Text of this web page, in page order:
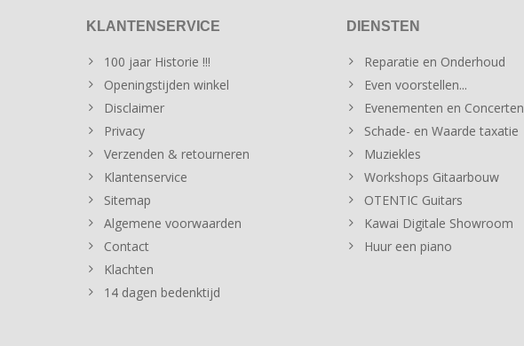
KLANTENSERVICE
100 jaar Historie !!!
Openingstijden winkel
Disclaimer
Privacy
Verzenden & retourneren
Klantenservice
Sitemap
Algemene voorwaarden
Contact
Klachten
14 dagen bedenktijd
DIENSTEN
Reparatie en Onderhoud
Even voorstellen...
Evenementen en Concerten
Schade- en Waarde taxatie
Muziekles
Workshops Gitaarbouw
OTENTIC Guitars
Kawai Digitale Showroom
Huur een piano